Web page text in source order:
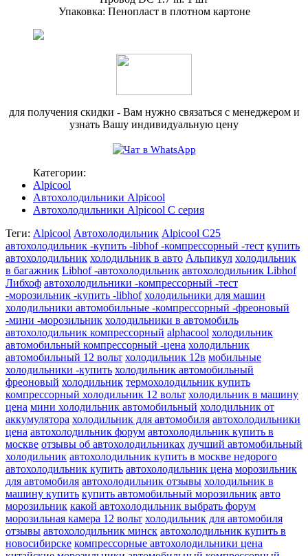
Упаковка: Пенопласт в плотном картоне
для получения скидки - Вам нужно связаться с менеджером и
узнать Вашу индивидуальную цену
Категории:
Alpicool
Автохолодильники Alpicool
Автохолодильники Alpicool C серия
Теги: Alpicool Автохолодильник Alpicool C25
автохолодильник -купить -libhof -компрессорный -тест купить
автохолодильник холодильник в авто Альпикул холодильник
в багажник Libhof -автохолодильник автохолодильник Libhof
Либхоф автохолодильники -компрессорный -тест
-морозильник -купить -libhof холодильники для машин
холодильники автомобильные -компрессорный -фреоновый
-мини -морозильник холодильники в автомобиль
автохолодильник компрессорный alphacool холодильник
автомобильный компрессорный -цена холодильник
автомобильный 12 вольт холодильник 12в мобильные
холодильники -купить холодильник автомобильный
фреоновый холодильник термохолодильник купить
компрессорный холодильник 12 вольт холодильник в машину
цена мини холодильник автомобильный холодильник от
аккумулятора холодильник для автомобиля автохолодильники
цена автохолодильник форум автохолодильник купить в
москве отзывы об автохолодильниках лучший автомобильный
холодильник автохолодильник купить в москве недорого
автохолодильник купить автохолодильник цена морозильник
для автомобиля автохолодильник отзывы холодильник в
машину купить купить автомобильный морозильник авто
морозильник какой автохолодильник выбрать форум
морозильная камера 12 вольт холодильник для автомобиля
отзывы автохолодильник минск автохолодильник купить в
новосибирске компрессорные автохолодильники цена